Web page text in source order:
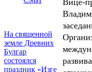
На священной
земле Древних
Булгар
состоялся
праздник «Изге